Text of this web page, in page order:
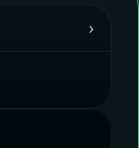
›